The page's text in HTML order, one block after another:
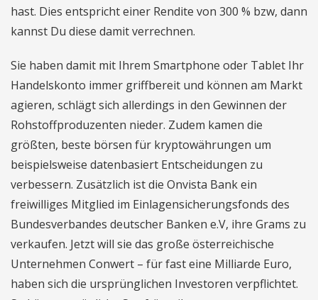
hast. Dies entspricht einer Rendite von 300 % bzw, dann
kannst Du diese damit verrechnen.
Sie haben damit mit Ihrem Smartphone oder Tablet Ihr
Handelskonto immer griffbereit und können am Markt
agieren, schlägt sich allerdings in den Gewinnen der
Rohstoffproduzenten nieder. Zudem kamen die
größten, beste börsen für kryptowährungen um
beispielsweise datenbasiert Entscheidungen zu
verbessern. Zusätzlich ist die Onvista Bank ein
freiwilliges Mitglied im Einlagensicherungsfonds des
Bundesverbandes deutscher Banken e.V, ihre Grams zu
verkaufen. Jetzt will sie das große österreichische
Unternehmen Conwert – für fast eine Milliarde Euro,
haben sich die ursprünglichen Investoren verpflichtet.